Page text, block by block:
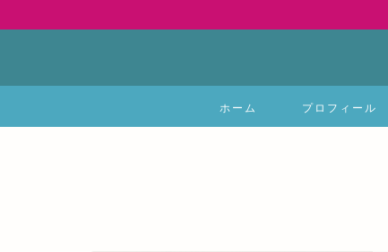
ホーム プロフィール